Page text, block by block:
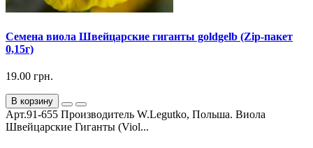
Семена виола Швейцарские гиганты goldgelb (Zip-пакет
0,15г)
19.00 грн.
В корзину
Арт.91-655 Производитель W.Legutko, Польша. Виола
Швейцарские Гиганты (Viol...